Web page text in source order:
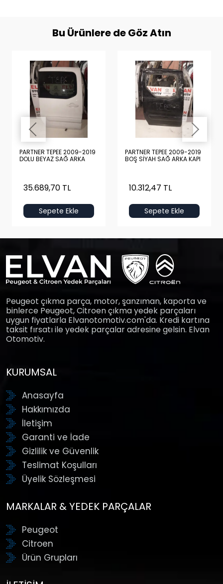
Bu Ürünlere de Göz Atın
PARTNER TEPEE 2009-2019
DOLU BEYAZ SAĞ ARKA
35.689,70 TL
Sepete Ekle
PARTNER TEPEE 2009-2019
BOŞ SİYAH SAĞ ARKA KAPI
10.312,47 TL
Sepete Ekle
Peugeot çıkma parça, motor, şanzıman, kaporta ve
binlerce Peugeot, Citroen çıkma yedek parçaları
uygun fiyatlarla Elvanotomotiv.com'da. Kredi kartına
taksit fırsatı ile yedek parçalar adresine gelsin. Elvan
Otomotiv.
KURUMSAL
Anasayfa
Hakkımızda
İletişim
Garanti ve İade
Gizlilik ve Güvenlik
Teslimat Koşulları
Üyelik Sözleşmesi
MARKALAR & YEDEK PARÇALAR
Peugeot
Citroen
Ürün Grupları